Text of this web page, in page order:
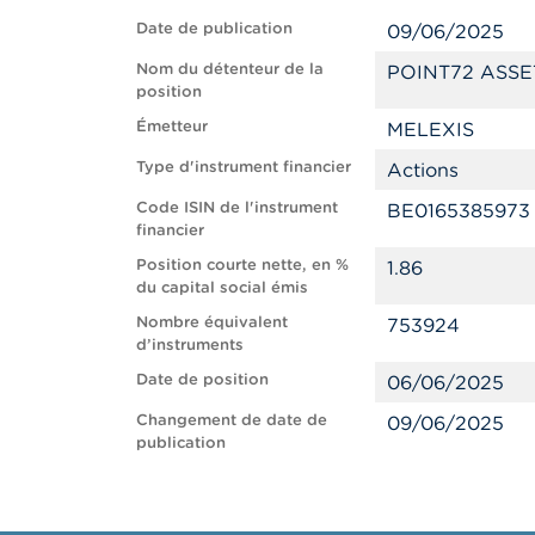
Date de publication 09/06/2025
Nom du détenteur de la
position
POINT72
Émetteur MELEXIS
Type d'instrument financier Actions
Code ISIN de l'instrument
financier
BE0165385973
Position courte nette, en %
du capital social émis
1.86
Nombre équivalent
d’instruments
753924
Date de position 06/06/2025
Changement de date de
publication
09/06/2025